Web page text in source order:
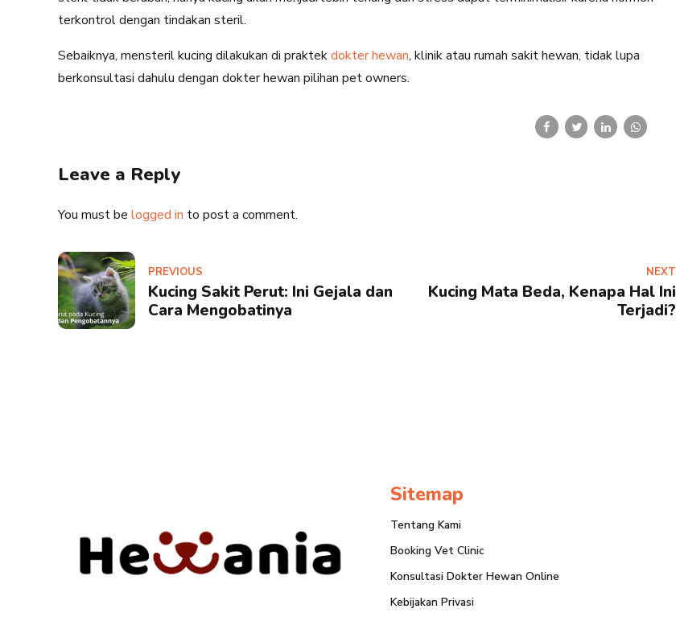
terkontrol dengan tindakan steril.
Sebaiknya, mensteril kucing dilakukan di praktekdokter hewan, klinik atau rumah sakit hewan, tidak lupa
berkonsultasi dahulu dengan dokter hewan pilihan pet owners.
Leave a Reply
You must be logged in to post a comment.
PREVIOUS
Kucing Sakit Perut: Ini Gejala dan
Cara Mengobatinya
NEXT
Kucing Mata Beda, Kenapa Hal Ini
Terjadi?
Sitemap
Tentang Kami
Booking Vet Clinic
Konsultasi Dokter Hewan Online
Kebijakan Privasi